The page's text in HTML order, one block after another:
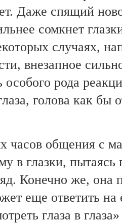
Даже спящий
сомкнет
случаях,
внезапное
особого рода
голова как бы
часов общения с
в глазки, пытаясь
Конечно же, она
еще ответить на
глаза в